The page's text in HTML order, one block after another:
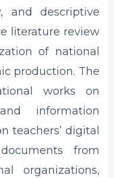
and descriptive
literature review
of national
production. The
works on
information
teachers’ digital
from
organizations,